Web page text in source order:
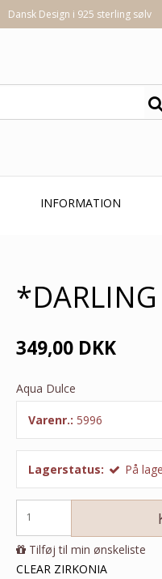
Dansk Design i 925 sterling sølv
INFORMATION
349,00 DKK
Aqua Dulce
Varenr.: 5996
Lagerstatus: På
Tilføj til min ønskeliste
CLEAR ZIRKONIA